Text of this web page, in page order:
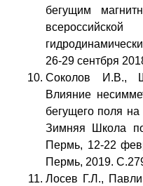
бегущим
26-29 сентбря
Соколов И.В.,
Влияние
бегущего поля на
Зимняя Школа
Пермь, 12-22
Пермь, 2019.
Лосев Г.Л.,